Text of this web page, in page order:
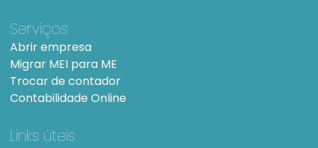
Serviços
Abrir empresa
Migrar MEI para ME
Trocar de contador
Contabilidade Online
Links úteis